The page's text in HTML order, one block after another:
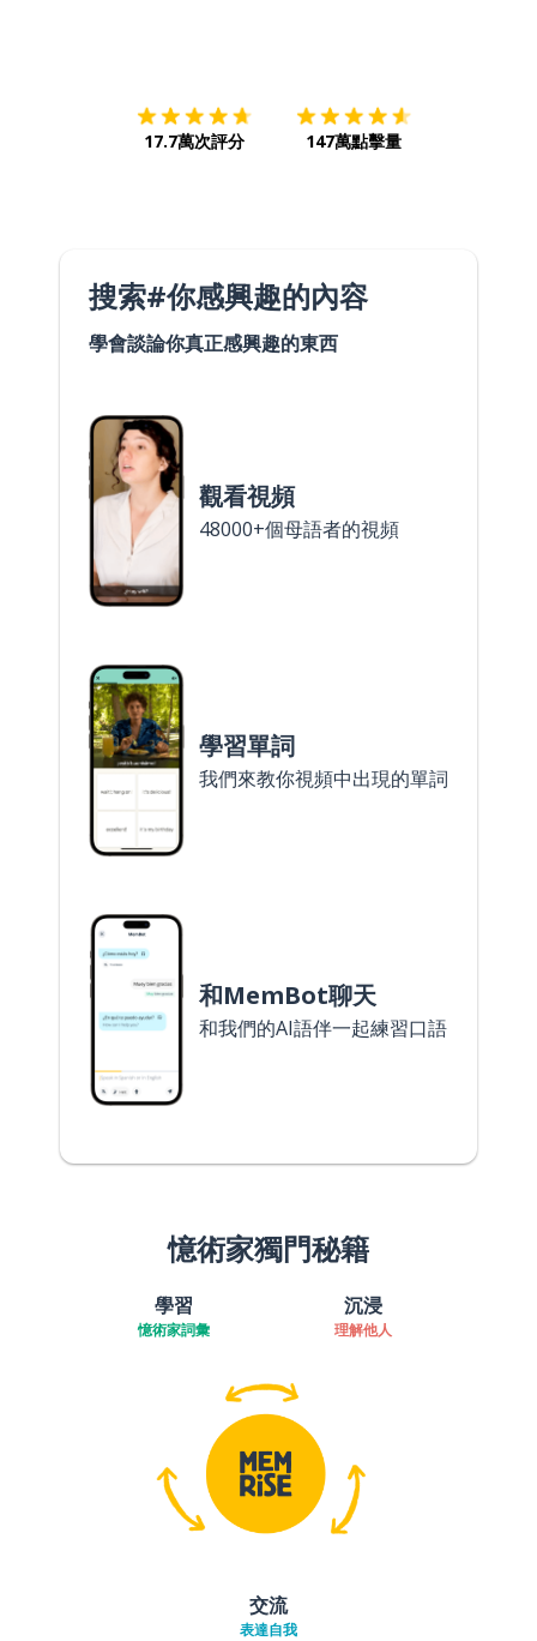
17.7萬次評分 147萬點擊量
搜索#你感興趣的內容
學會談論你真正感興趣的東西
觀看視頻
48000+個母語者的視頻
學習單詞
我們來教你視頻中出現的單詞
和MemBot聊天
和我們的AI語伴一起練習口語
憶術家獨門秘籍
學習
憶術家詞彙
沉浸
理解他人
交流
表達自我